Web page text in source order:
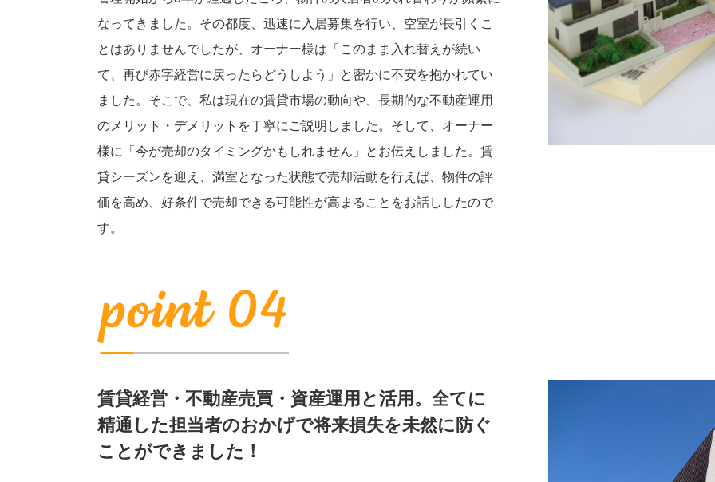
なってきました。その都度、迅速に入居募集を行い、空室が長引くこ
とはありませんでしたが、オーナー様は「このまま入れ替えが続い
て、再び赤字経営に戻ったらどうしよう」と密かに不安を抱かれてい
ました。そこで、私は現在の賃貸市場の動向や、長期的な不動産運用
のメリット・デメリットを丁寧にご説明しました。そして、オーナー
様に「今が売却のタイミングかもしれません」とお伝えしました。賃
貸シーズンを迎え、満室となった状態で売却活動を行えば、物件の評
価を高め、好条件で売却できる可能性が高まることをお話ししたので
す。
賃貸経営・不動産売買・資産運用と活用。全てに
精通した担当者のおかげで将来損失を未然に防ぐ
ことができました！